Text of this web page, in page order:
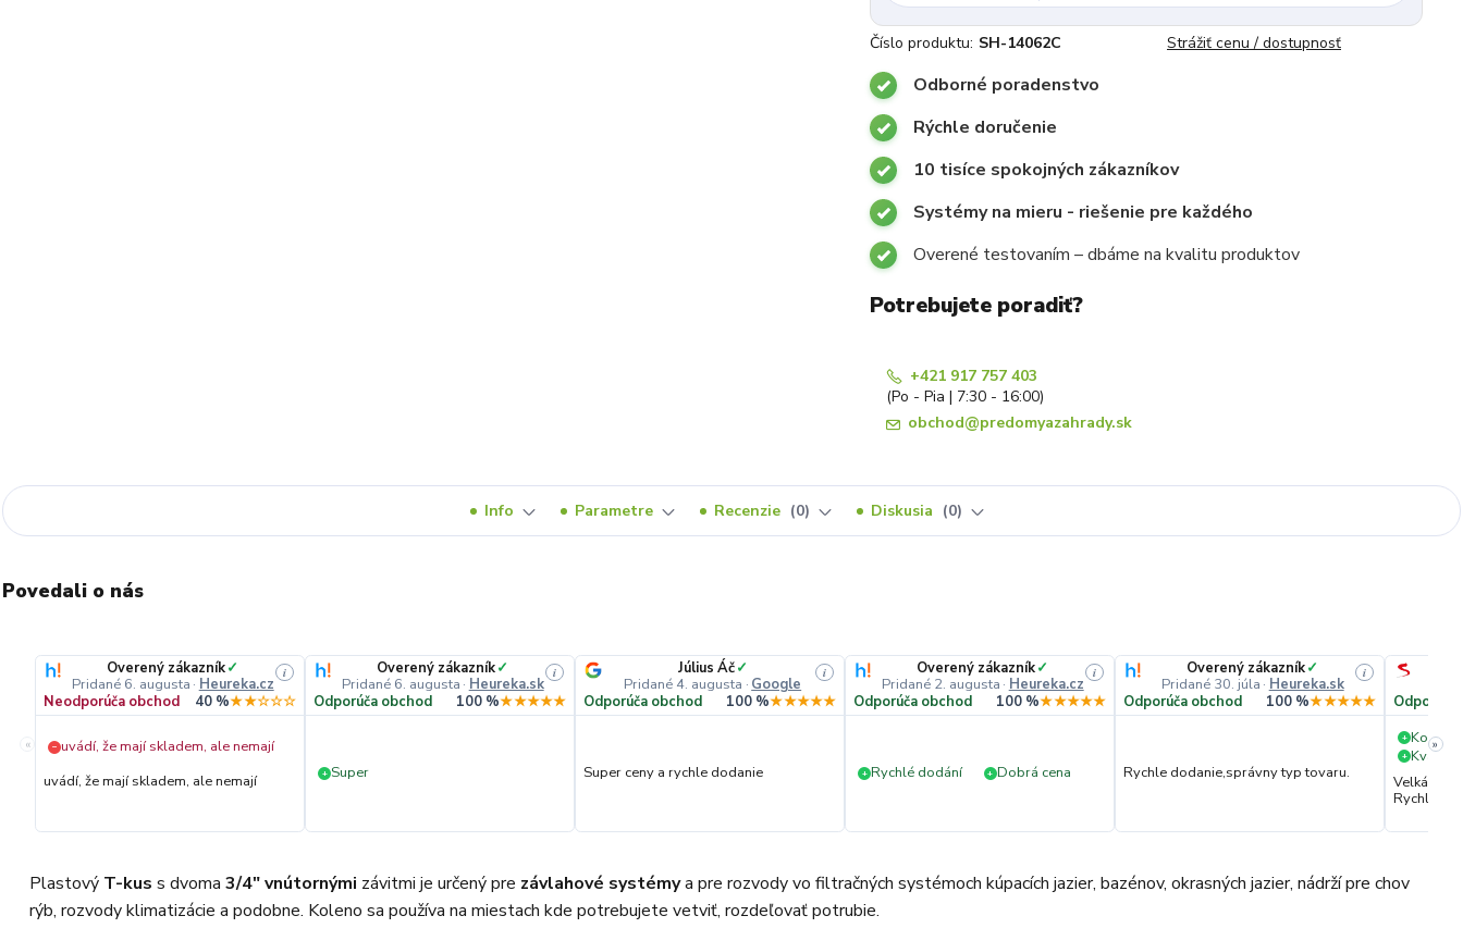
Číslo produktu: SH-14062C Strážiť cenu / dostupnosť
Odborné poradenstvo
Rýchle doručenie
10 tisíce spokojných zákazníkov
Systémy na mieru - riešenie pre každého
Overené testovaním – dbáme na kvalitu produktov
Potrebujete poradiť?
+421 917 757 403
(Po - Pia | 7:30 - 16:00)
obchod@predomyazahrady.sk
Info Parametre Recenzie 0 Diskusia 0
Povedali o nás
«
Overený zákazník✓
Pridané 6. augusta · Heureka.cz
i
Neodporúča obchod 40 %★★☆☆☆
− uvádí, že mají skladem, ale nemají
uvádí, že mají skladem, ale nemají
Overený zákazník✓
Pridané 6. augusta · Heureka.sk
i
Odporúča obchod 100 %★★★★★
+ Super
Július Áč✓
Pridané 4. augusta · Google
i
Odporúča obchod 100 %★★★★★
Super ceny a rychle dodanie
Overený zákazník✓
Pridané 2. augusta · Heureka.cz
i
Odporúča obchod 100 %★★★★★
+ Rychlé dodání + Dobrá cena
Overený zákazník✓
Pridané 30. júla · Heureka.sk
i
Odporúča obchod 100 %★★★★★
Rychle dodanie,správny typ tovaru.
+
+ Kvalita
Velká
Rychlé
»
Plastový T-kus s dvoma 3/4" vnútornými závitmi je určený pre závlahové systémya pre rozvody vo filtračných systémoch kúpacích jazier, bazénov, okrasných jazier, nádrží pre chov
rýb, rozvody klimatizácie a podobne. Koleno sa používa na miestach kde potrebujete vetviť, rozdeľovať potrubie.